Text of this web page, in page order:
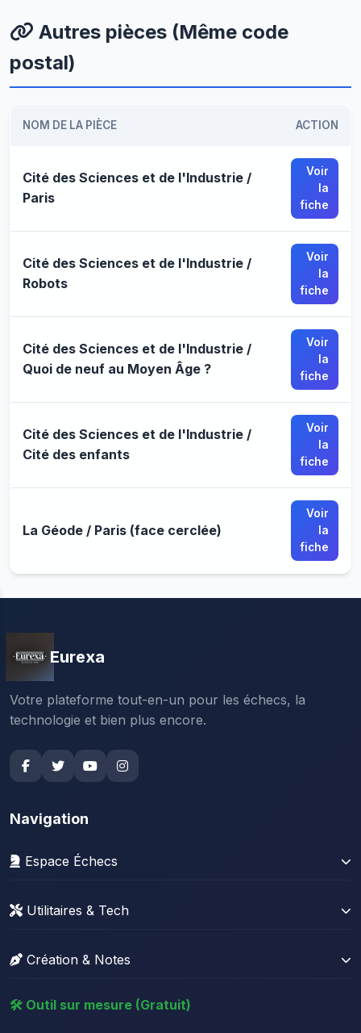
Autres pièces (Même code
postal)
NOM DE LA PIÈCE ACTION
Cité des Sciences et de l'Industrie /
Paris
Voir
la
fiche
Cité des Sciences et de l'Industrie /
Robots
Voir
la
fiche
Cité des Sciences et de l'Industrie /
Quoi de neuf au Moyen Âge ?
Voir
la
fiche
Cité des Sciences et de l'Industrie /
Cité des enfants
Voir
la
fiche
La Géode / Paris (face cerclée)
Voir
la
fiche
Eurexa
Votre plateforme tout-en-un pour les échecs, la
technologie et bien plus encore.
Navigation
Espace Échecs
Stats Lichess
Utilitaires & Tech
Résolveur Sudoku
Création & Notes
Créateur de quiz vidéo
🛠️ Outil sur mesure (Gratuit)